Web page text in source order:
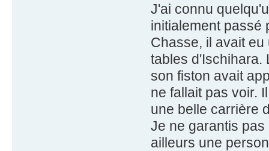
J'ai connu
initialement passé
Chasse, il avait
tables d'Ischihara.
son fiston avait
ne fallait pas voir.
une belle carrière
Je ne garantis
ailleurs une